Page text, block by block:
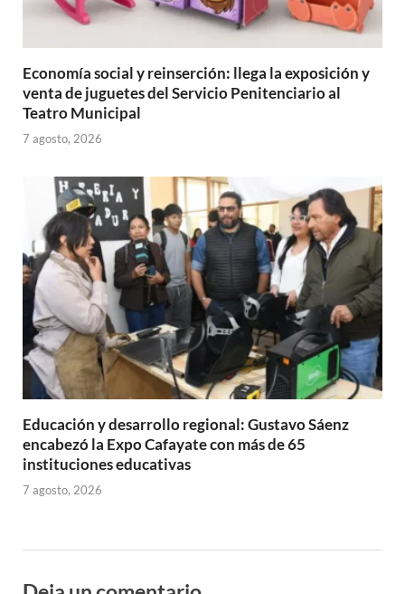
Economía social y reinserción: llega la exposición y
venta de juguetes del Servicio Penitenciario al
Teatro Municipal
7 agosto, 2026
Educación y desarrollo regional: Gustavo Sáenz
encabezó la Expo Cafayate con más de 65
instituciones educativas
7 agosto, 2026